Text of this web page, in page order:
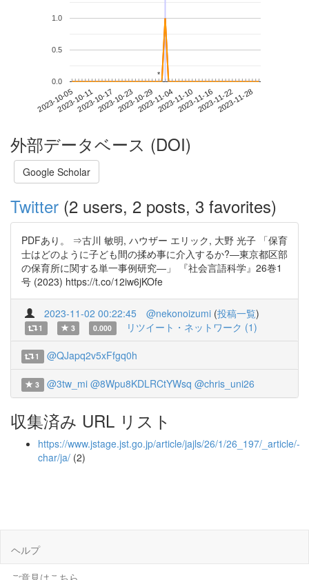
2023-10-052023-10-112023-10-172023-10-232023-10-292023-11-042023-11-102023-11-162023-11-222023-11-28
0.0
0.5
1.0
**
外部データベース (DOI)
Google Scholar
Twitter (2 users, 2 posts, 3 favorites)
PDFあり。 ⇒古川 敏明, ハウザー エリック, 大野 光子 「保育
士はどのように子ども間の揉め事に介入するか?―東京都区部
の保育所に関する単一事例研究―」 『社会言語科学』26巻1
号 (2023) https://t.co/12iw6jKOfe
2023-11-02 00:22:45 @nekonoizumi (投稿一覧)
1 3 0.000 リツイート・ネットワーク (1)
1 @QJapq2v5xFfgq0h
3 @3tw_mi @8Wpu8KDLRCtYWsq @chris_uni26
収集済み URL リスト
https://www.jstage.jst.go.jp/article/jajls/26/1/26_197/_article/-
char/ja/ (2)
ヘルプ
ご意見はこちら